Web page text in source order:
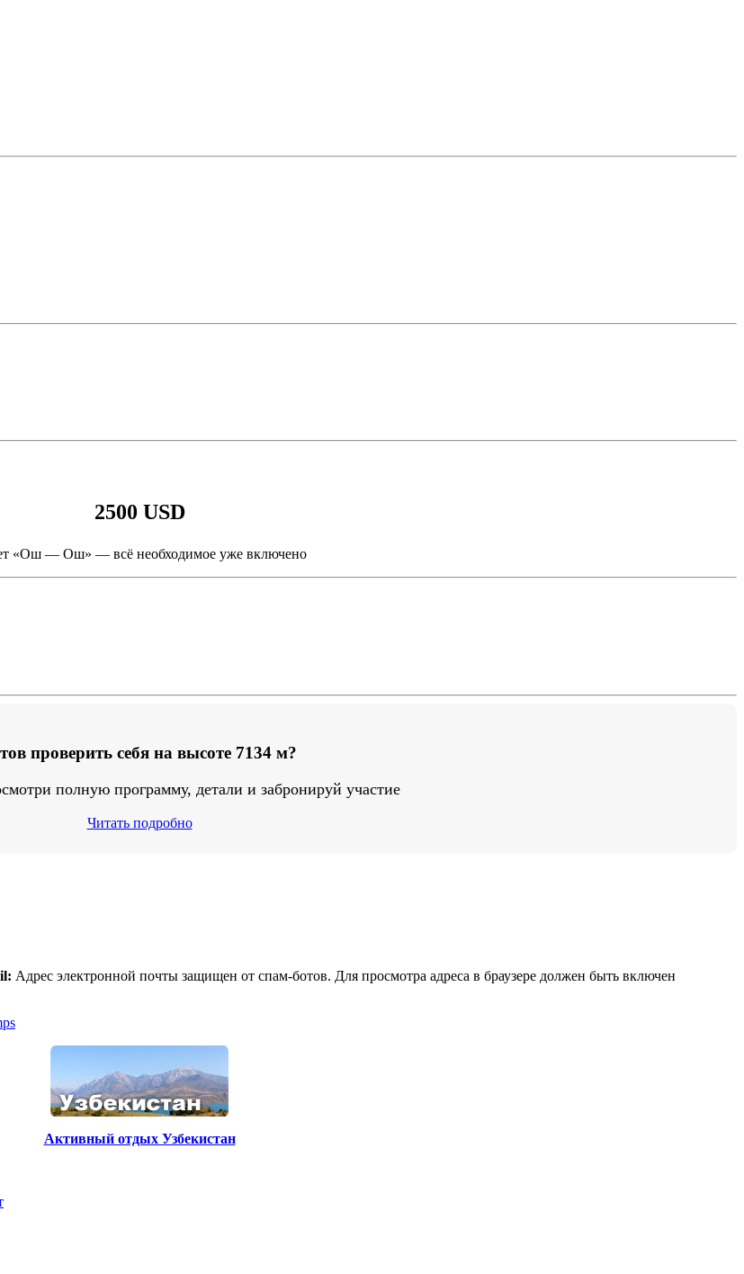
2500 USD
«Ош — Ош» — всё необходимое уже включено
проверить себя на высоте 7134 м?
полную программу, детали и забронируй участие
Читать подробно
Адрес электронной почты защищен от спам-ботов. Для просмотра адреса в браузере должен быть включен
Активный отдых Узбекистан